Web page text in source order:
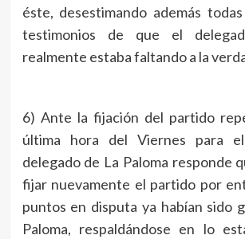
éste, desestimando además
testimonios de que el
realmente estaba faltando a la
6) Ante la fijación del partido
última hora del Viernes para
delegado de La Paloma responde
fijar nuevamente el partido por
puntos en disputa ya habían sido
Paloma, respaldándose en lo